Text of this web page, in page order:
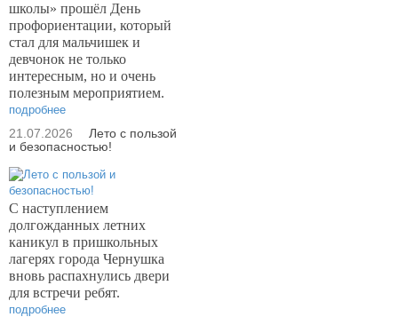
школы» прошёл День
профориентации, который
стал для мальчишек и
девчонок не только
интересным, но и очень
полезным мероприятием.
подробнее
21.07.2026
Лето с пользой
и безопасностью!
С наступлением
долгожданных летних
каникул в пришкольных
лагерях города Чернушка
вновь распахнулись двери
для встречи ребят.
подробнее